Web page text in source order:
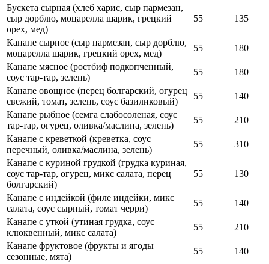
Бускета сырная (хлеб харис, сыр пармезан,
сыр дорблю, моцарелла шарик, грецкий
орех, мед)
55 135
Канапе сырное (сыр пармезан, сыр дорблю,
моцарелла шарик, грецкий орех, мед)
55
180
Канапе мясное (ростбиф подкопченный,
соус тар-тар, зелень)
55
180
Канапе овощное (перец болгарский, огурец
свежий, томат, зелень, соус базиликовый)
55
140
Канапе рыбное (семга слабосоленая, соус
тар-тар, огурец, оливка/маслина, зелень)
55
210
Канапе с креветкой (креветка, соус
перечный, оливка/маслина, зелень)
55
310
Канапе с куриной грудкой (грудка куриная,
соус тар-тар, огурец, микс салата, перец
болгарский)
55 130
Канапе с индейкой (филе индейки, микс
салата, соус сырный, томат черри)
55
140
Канапе с уткой (утиная грудка, соус
клюквенный, микс салата)
55
210
Канапе фруктовое (фрукты и ягоды
сезонные, мята)
55
140